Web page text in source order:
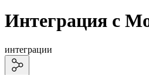
Интеграция с
интеграции